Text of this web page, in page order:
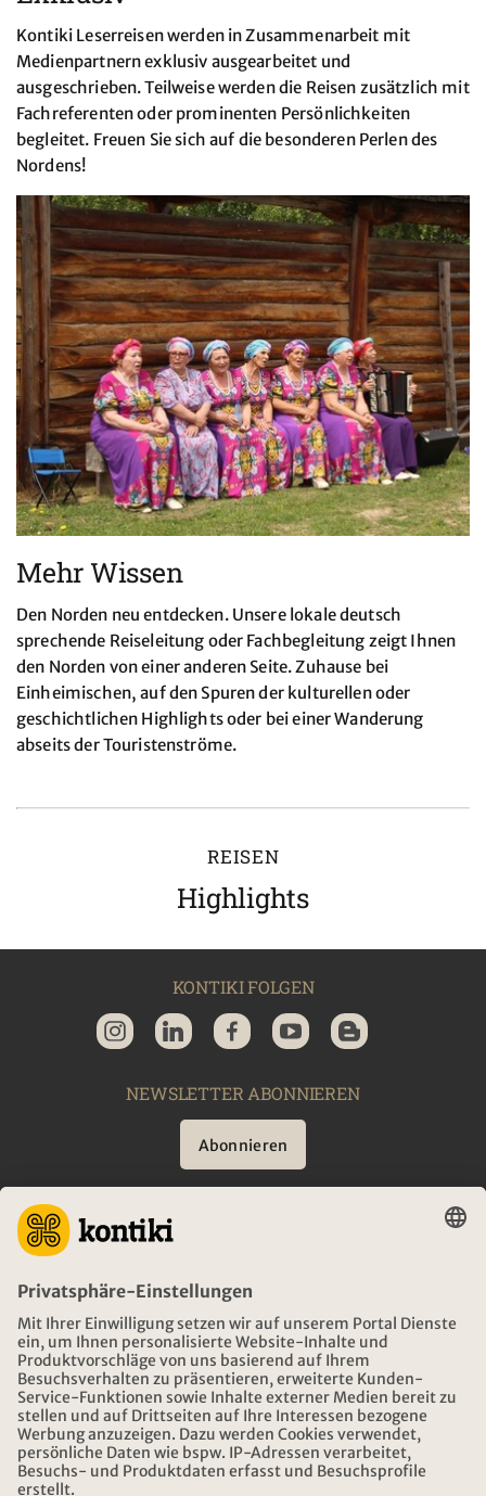
Kontiki Leserreisen werden in Zusammenarbeit mit
Medienpartnern exklusiv ausgearbeitet und
ausgeschrieben. Teilweise werden die Reisen zusätzlich mit
Fachreferenten oder prominenten Persönlichkeiten
begleitet. Freuen Sie sich auf die besonderen Perlen des
Nordens!
Mehr Wissen
Den Norden neu entdecken. Unsere lokale deutsch
sprechende Reiseleitung oder Fachbegleitung zeigt Ihnen
den Norden von einer anderen Seite. Zuhause bei
Einheimischen, auf den Spuren der kulturellen oder
geschichtlichen Highlights oder bei einer Wanderung
abseits der Touristenströme.
REISEN
Highlights
KONTIKI FOLGEN
NEWSLETTER ABONNIEREN
Abonnieren
BERATUNG
NOTFALL AUF REISEN
ÖFFNUNGSZEITEN KONTIKI REISEN
DOWNLOAD UND LINKS
ADRESSE
ÜBER KONTIKI